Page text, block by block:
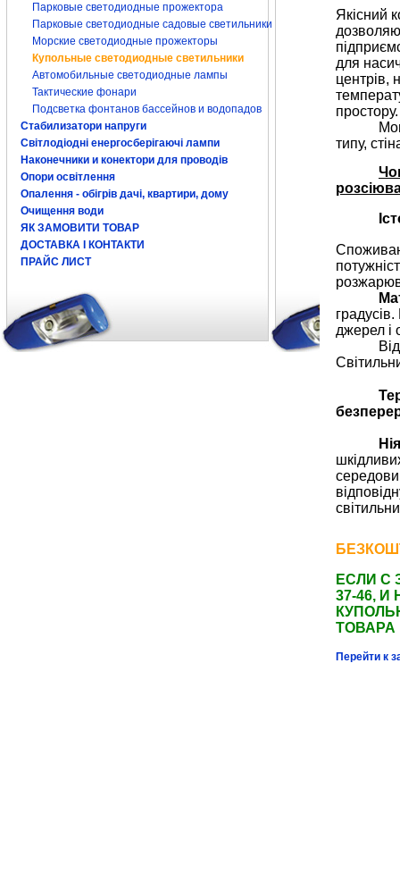
Парковые светодиодные прожектора
Парковые светодиодные садовые светильники
Морские светодиодные прожекторы
Купольные светодиодные светильники
Автомобильные светодиодные лампы
Тактические фонари
Подсветка фонтанов бассейнов и водопадов
Стабилизатори напруги
Світлодіодні енергосберігаючі лампи
Наконечники и конектори для проводів
Опори освітлення
Опалення - обігрів дачі, квартири, дому
Очищення води
ЯК ЗАМОВИТИ ТОВАР
ДОСТАВКА І КОНТАКТИ
ПРАЙС ЛИСТ
Якісний
для
центрів,
простору.
типу,
Іст
градусів.
джерел і
с
ЕСЛИ С
37-46,
ТОВАРА
Перейти к